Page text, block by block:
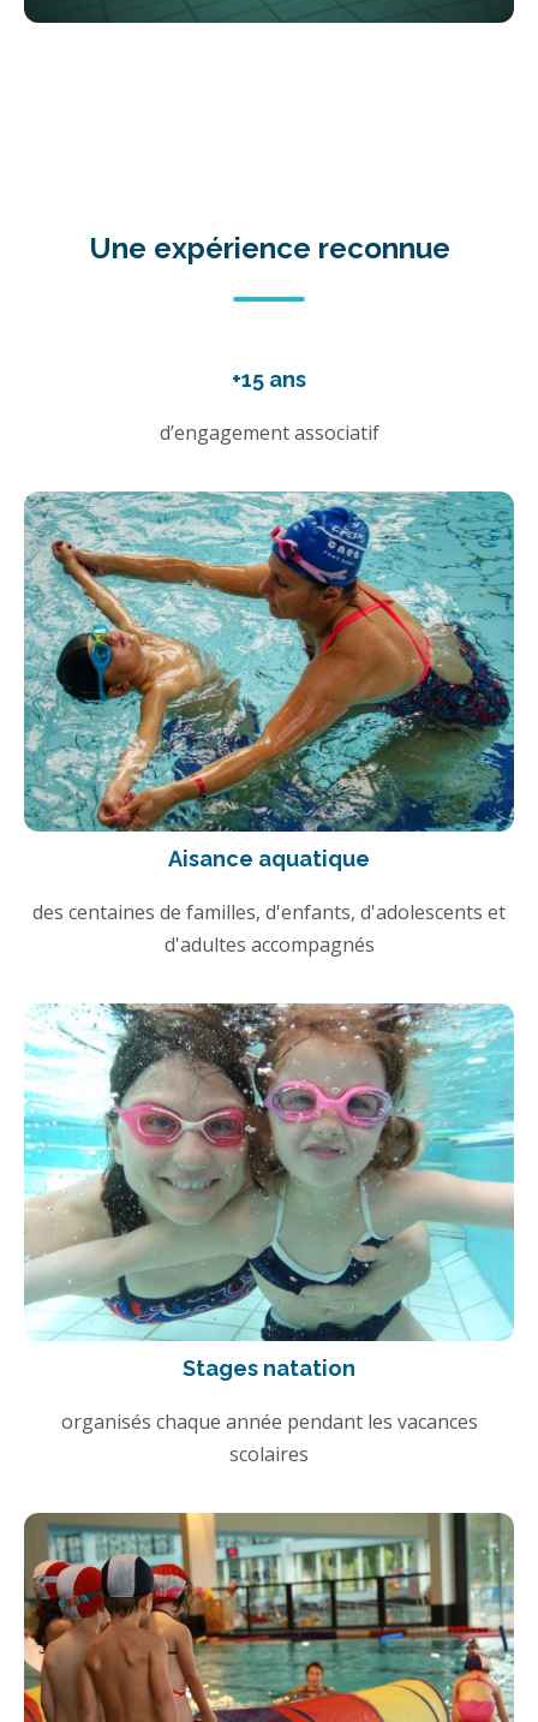
Une expérience reconnue
+15 ans
d’engagement associatif
Aisance aquatique
des centaines de familles, d'enfants, d'adolescents et
d'adultes accompagnés
Stages natation
organisés chaque année pendant les vacances
scolaires